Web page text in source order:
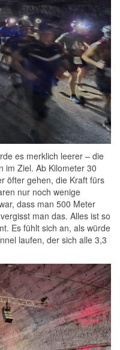
es merklich leerer – die
im Ziel. Ab Kilometer 30
öfter gehen, die Kraft fürs
nur noch wenige
dass man 500 Meter
man das. Alles ist so
Es fühlt sich an, als würde
laufen, der sich alle 3,3